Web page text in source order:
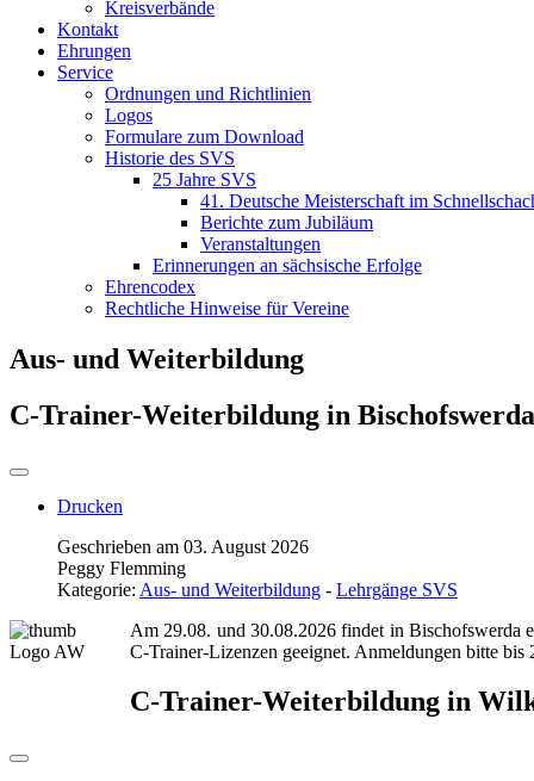
Kreisverbände
Kontakt
Ehrungen
Service
Ordnungen und Richtlinien
Logos
Formulare zum Download
Historie des SVS
25 Jahre SVS
41. Deutsche Meisterschaft im
Berichte zum Jubiläum
Veranstaltungen
Erinnerungen an sächsische Erfolge
Ehrencodex
Rechtliche Hinweise für Vereine
Aus- und Weiterbildung
C-Trainer-Weiterbildung in Bischofswerda
Drucken
Geschrieben am 03. August 2026
Peggy Flemming
Kategorie: Aus- und Weiterbildung - Lehrgänge SVS
Am 29.08. und 30.08.2026 findet in Bischofswerda
C-Trainer-Lizenzen geeignet. Anmeldungen bitte bis
C-Trainer-Weiterbildung in